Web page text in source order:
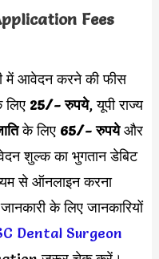
Fees
में आवेदन करने की फीस
25/- रुपये, यूपी राज्य
के लिए 65/- रुपयेऔर
शुल्क का भुगतान डेबिट
से ऑनलाइन करना
के लिए जानकारियों
Dental Surgeon